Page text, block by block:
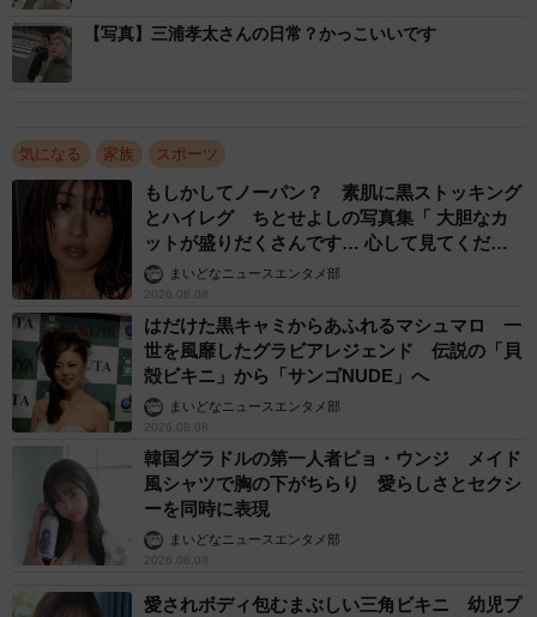
【写真】三浦孝太さんの日常？かっこいいです
気になる 家族 スポーツ
もしかしてノーパン？ 素肌に黒ストッキング
とハイレグ ちとせよしの写真集「 大胆なカ
ットが盛りだくさんです… 心して見てくださ
い」まいどなニュースエンタメ部
2026.08.08
はだけた黒キャミからあふれるマシュマロ 一
世を風靡したグラビアレジェンド 伝説の「貝
殻ビキニ」から「サンゴNUDE」へ
まいどなニュースエンタメ部
2026.08.08
韓国グラドルの第一人者ピョ・ウンジ メイド
風シャツで胸の下がちらり 愛らしさとセクシ
ーを同時に表現
まいどなニュースエンタメ部
2026.08.08
愛されボディ包むまぶしい三角ビキニ 幼児プ